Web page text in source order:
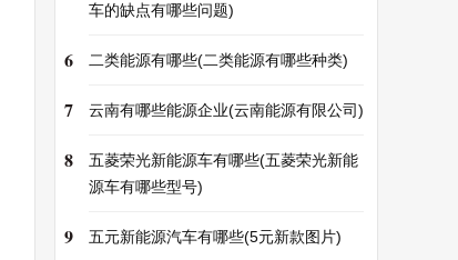
车的缺点有哪些问题)
6 二类能源有哪些(二类能源有哪些种类)
7 云南有哪些能源企业(云南能源有限公司)
8
五菱荣光新能源车有哪些(五菱荣光新能
源车有哪些型号)
9 五元新能源汽车有哪些(5元新款图片)